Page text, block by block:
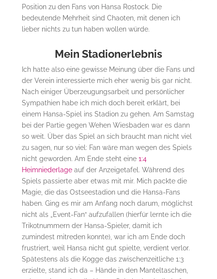
Position zu den Fans von Hansa Rostock. Die
bedeutende Mehrheit sind Chaoten, mit denen ich
lieber nichts zu tun haben wollen würde.
Mein Stadionerlebnis
Ich hatte also eine gewisse Meinung über die Fans und
der Verein interessierte mich eher wenig bis gar nicht.
Nach einiger Überzeugungsarbeit und persönlicher
Sympathien habe ich mich doch bereit erklärt, bei
einem Hansa-Spiel ins Stadion zu gehen. Am Samstag
bei der Partie gegen Wehen Wiesbaden war es dann
so weit. Über das Spiel an sich braucht man nicht viel
zu sagen, nur so viel: Fan wäre man wegen des Spiels
nicht geworden. Am Ende steht eine 1:4
Heimniederlageauf der Anzeigetafel. Während des
Spiels passierte aber etwas mit mir. Mich packte die
Magie, die das Ostseestadion und die Hansa-Fans
haben. Ging es mir am Anfang noch darum, möglichst
nicht als „Event-Fan“ aufzufallen (hierfür lernte ich die
Trikotnummern der Hansa-Spieler, damit ich
zumindest mitreden konnte), war ich am Ende doch
frustriert, weil Hansa nicht gut spielte, verdient verlor.
Spätestens als die Kogge das zwischenzeitliche 1:3
erzielte, stand ich da – Hände in den Manteltaschen,